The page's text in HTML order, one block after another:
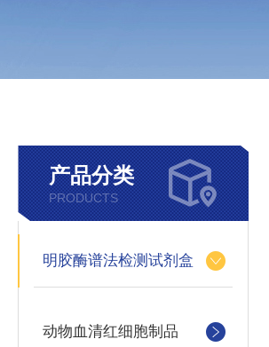
产品分类
PRODUCTS
明胶酶谱法检测试剂盒
动物血清红细胞制品